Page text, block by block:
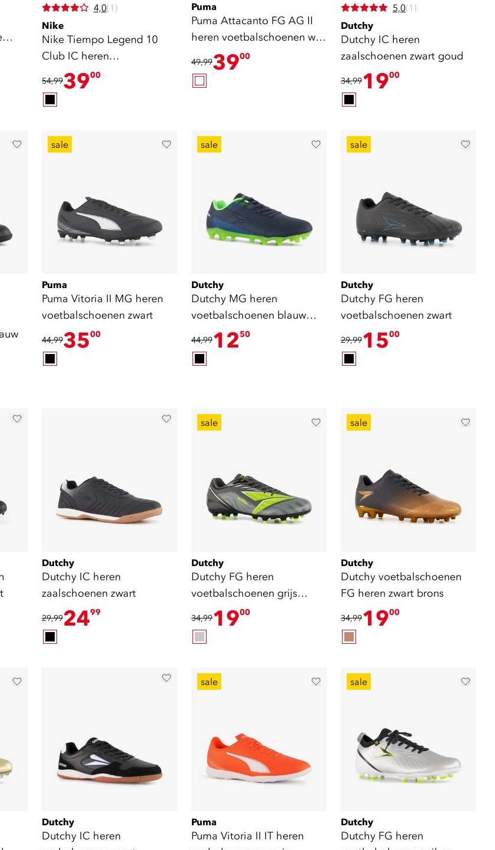
4,0(1)
Nike
Nike Tiempo Legend 10
Club IC heren
zaalschoenen zwart
54,993900
Puma
Puma Attacanto FG AG II
heren voetbalschoenen wit
zwart
49,993900
5,0(1)
Dutchy
Dutchy IC heren
zaalschoenen zwart goud
34,991900
sale
Puma
Puma Vitoria II MG heren
voetbalschoenen zwart
44,993500
sale
Dutchy
Dutchy MG heren
voetbalschoenen blauw
groen
44,991250
sale
Dutchy
Dutchy FG heren
voetbalschoenen zwart
29,991500
Dutchy
Dutchy IC heren
zaalschoenen zwart
29,992499
sale
Dutchy
Dutchy FG heren
voetbalschoenen grijs
groen
34,991900
sale
Dutchy
Dutchy voetbalschoenen
FG heren zwart brons
34,991900
Dutchy
Dutchy IC heren
sale
Puma
Puma Vitoria II IT heren
sale
Dutchy
Dutchy FG heren